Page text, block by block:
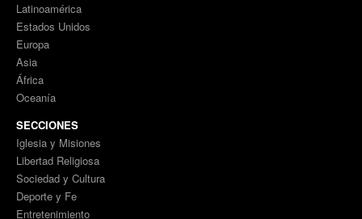
Latinoamérica
Estados Unidos
Europa
Asia
África
Oceanía
SECCIONES
Iglesia y Misiones
Libertad Religiosa
Sociedad y Cultura
Deporte y Fe
Entretenimiento